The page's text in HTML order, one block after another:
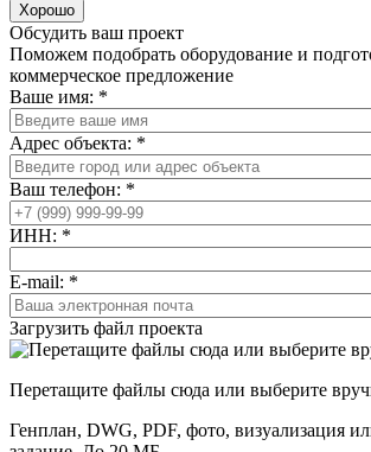
Хорошо
Обсудить ваш проект
Поможем подобрать оборудование и
коммерческое предложение
Ваше имя: *
Адрес объекта: *
Ваш телефон: *
ИНН: *
E-mail: *
Загрузить файл проекта
Перетащите файлы сюда или выберите
Генплан, DWG, PDF, фото, визуализация